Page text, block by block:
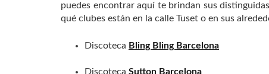
puedes encontrar aquí te brindan sus
qué clubes están en la calle Tuset o en sus
Discoteca Bling Bling Barcelona
Discoteca Sutton Barcelona